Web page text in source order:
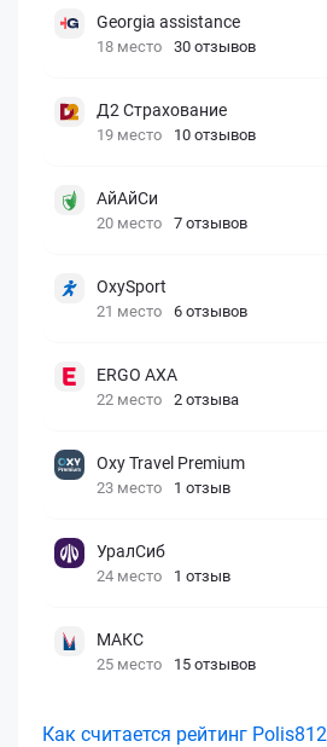
Georgia assistance
18 место 30 отзывов
Д2 Страхование
19 место 10 отзывов
АйАйСи
20 место 7 отзывов
OxySport
21 место 6 отзывов
ERGO AXA
22 место 2 отзыва
Oxy Travel Premium
23 место 1 отзыв
УралСиб
24 место 1 отзыв
МАКС
25 место 15 отзывов
Как считается рейтинг Polis812